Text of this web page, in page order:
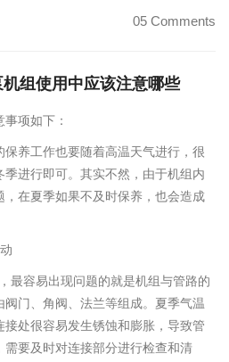
05 Comments
组使用中应该注意哪些
项如下：
养工作也要随着高温天气进行，很
进行即可。其实不然，由于机组内
在夏季如果不及时保养，也会造成
容易出现问题的就是机组与管路的
门、角阀、法兰等组成。夏季气温
处很容易发生锈蚀和膨胀，导致管
要及时对连接部分进行检查和清